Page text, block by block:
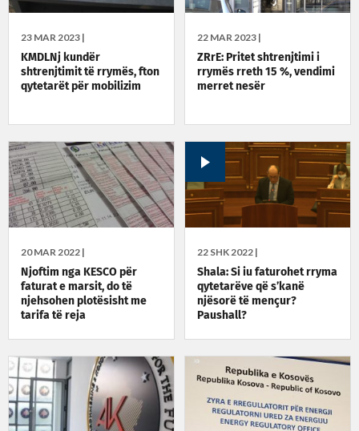
23 MAR 2023 |
KMDLNj kundër
shtrenjtimit të rrymës, fton
qytetarët për mobilizim
22 MAR 2023 |
ZRrE: Pritet shtrenjtimi i
rrymës rreth 15 %, vendimi
merret nesër
20 MAR 2022 |
Njoftim nga KESCO për
faturat e marsit, do të
njehsohen plotësisht me
tarifa të reja
22 SHK 2022 |
Shala: Si iu faturohet rryma
qytetarëve që s’kanë
njësorë të mençur?
Paushall?